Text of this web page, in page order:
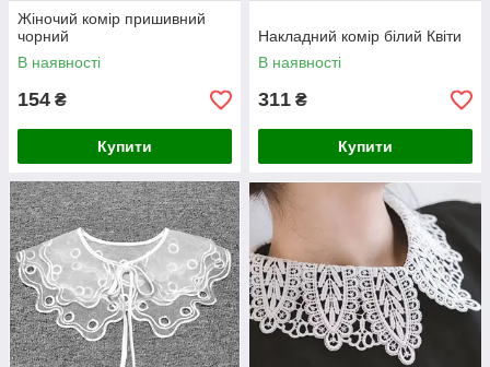
Жіночий комір пришивний
чорний
В наявності
154 ₴
Купити
Накладний комір білий Квіти
В наявності
311 ₴
Купити